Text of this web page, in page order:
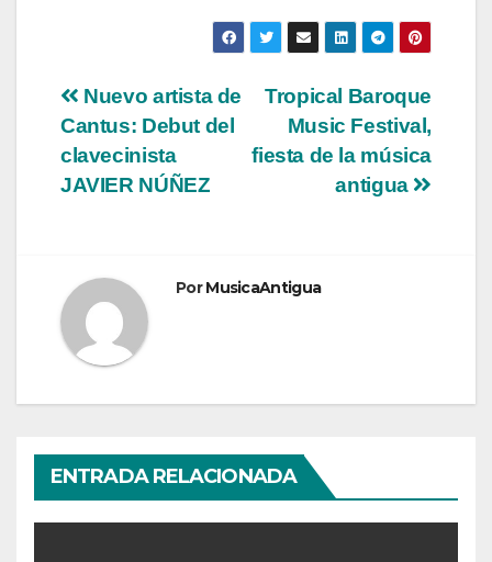
Navegación
de
entradas
Tropical Baroque
Music Festival,
fiesta de la música
antigua
Nuevo artista de
Cantus: Debut del
clavecinista
JAVIER NÚÑEZ
PorMusicaAntigua
ENTRADA RELACIONADA